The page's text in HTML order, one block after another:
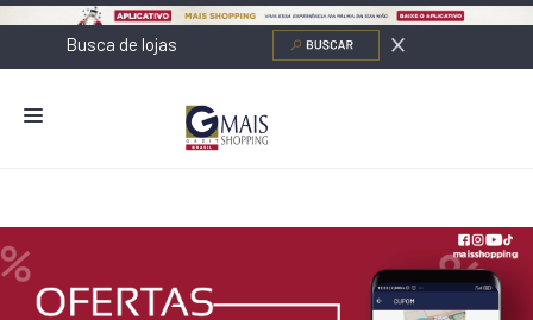
ALIMENTAÇÃO